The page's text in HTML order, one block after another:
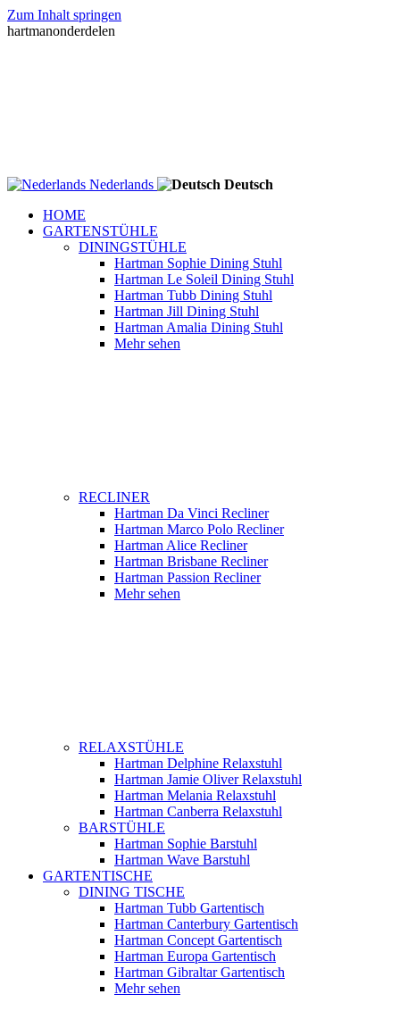
Zum Inhalt springen
hartmanonderdelen
Nederlands
Deutsch
HOME
GARTENSTÜHLE
DININGSTÜHLE
Hartman Sophie Dining Stuhl
Hartman Le Soleil Dining Stuhl
Hartman Tubb Dining Stuhl
Hartman Jill Dining Stuhl
Hartman Amalia Dining Stuhl
Mehr sehen
RECLINER
Hartman Da Vinci Recliner
Hartman Marco Polo Recliner
Hartman Alice Recliner
Hartman Brisbane Recliner
Hartman Passion Recliner
Mehr sehen
RELAXSTÜHLE
Hartman Delphine Relaxstuhl
Hartman Jamie Oliver Relaxstuhl
Hartman Melania Relaxstuhl
Hartman Canberra Relaxstuhl
BARSTÜHLE
Hartman Sophie Barstuhl
Hartman Wave Barstuhl
GARTENTISCHE
DINING TISCHE
Hartman Tubb Gartentisch
Hartman Canterbury Gartentisch
Hartman Concept Gartentisch
Hartman Europa Gartentisch
Hartman Gibraltar Gartentisch
Mehr sehen